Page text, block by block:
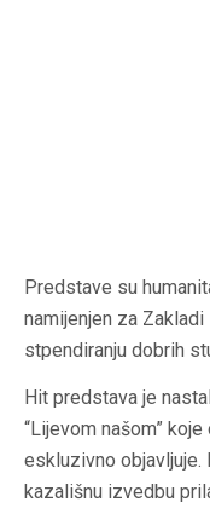
Predstave su
namijenjen za
stpendiranju dobrih
Hit predstava je
“Lijevom našom”
eskluzivno objavljuje.
kazališnu izvedbu